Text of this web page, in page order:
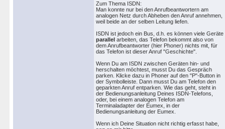
Zum Thema ISDN:
Man konnte nur bei den Anrufbeantwortern am
analogen Netz durch Abheben den Anruf annehmen,
weil beide an der selben Leitung liefen.
ISDN ist jedoch ein Bus, d.h. es können viele Geräte
parallel arbeiten, das Telefon bekommt also von
dem Anrufbeantworter (hier Phoner) nichts mit, für
das Telefon ist dieser Anruf "Geschichte".
Wenn Du am ISDN zwischen Geräten hin- und
herschalten möchtest, musst Du das Gespräch
parken. Klicke dazu in Phoner auf den "P"-Button in
der Symbolleiste. Dann musst Du am Telefon den
geparkten Anruf entparken. Wie das geht, steht in
der Bedienungsanleitung Deines ISDN-Telefons,
oder, bei einem analogen Telefon am
Terminaladapter der Eumex, in der
Bedienungsanleitung der Eumex.
Wenn ich Deine Situation nicht richtig erfasst habe,